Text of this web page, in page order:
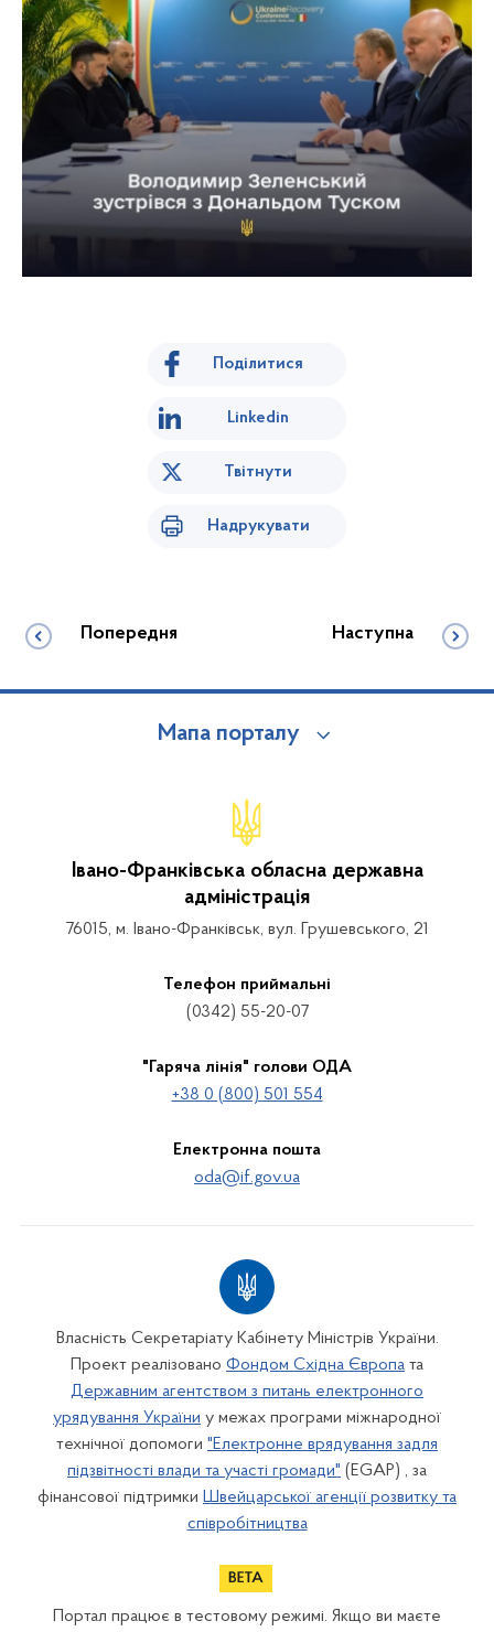
Поділитися
Linkedin
Твітнути
Надрукувати
Попередня Наступна
Мапа порталу
Івано-Франківська обласна державна
адміністрація
76015, м. Івано-Франківськ, вул. Грушевського, 21
Телефон приймальні
(0342) 55-20-07
"Гаряча лінія" голови ОДА
+38 0 (800) 501 554
Електронна пошта
oda@if.gov.ua
Власність Секретаріату Кабінету Міністрів України.
Проект реалізовано Фондом Східна Європа та
Державним агентством з питань електронного
урядування України у межах програми міжнародної
технічної допомоги "Електронне врядування задля
підзвітності влади та участі громади" (EGAP) , за
фінансової підтримки Швейцарської агенції розвитку та
співробітництва
Портал працює в тестовому режимі. Якщо ви маєте